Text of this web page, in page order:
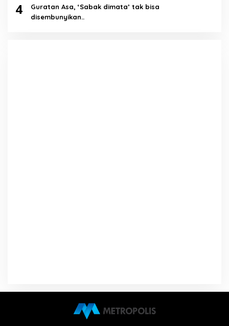
4
Guratan Asa, ‘Sabak dimata’ tak bisa
disembunyikan..